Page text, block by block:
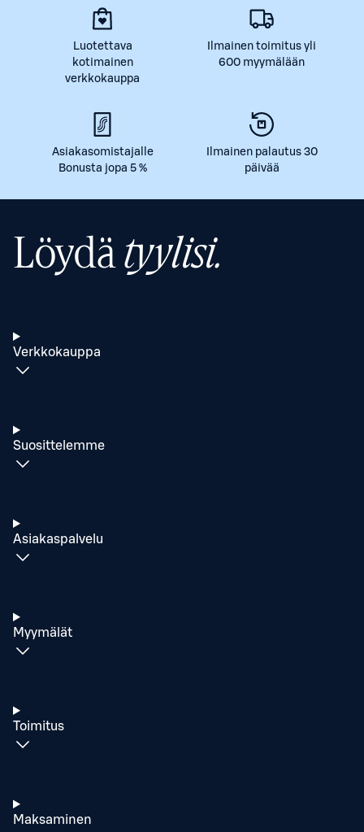
Luotettava
kotimainen
verkkokauppa
Ilmainen toimitus yli
600 myymälään
Asiakasomistajalle
Bonusta jopa 5 %
Ilmainen palautus 30
päivää
Löydätyylisi.
Verkkokauppa
Suosittelemme
Asiakaspalvelu
Myymälät
Toimitus
Maksaminen